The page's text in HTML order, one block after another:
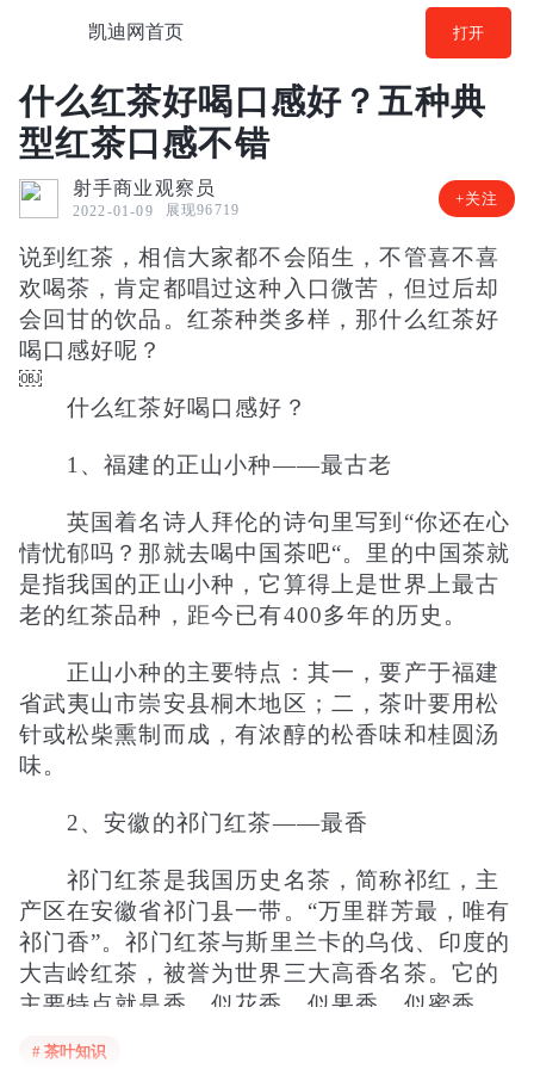
凯迪网首页 打开
什么红茶好喝口感好？五种典
型红茶口感不错
射手商业观察员
2022-01-09 展现96719
+关注
说到红茶，相信大家都不会陌生，不管喜不喜
欢喝茶，肯定都唱过这种入口微苦，但过后却
会回甘的饮品。红茶种类多样，那什么红茶好
喝口感好呢？
￼
什么红茶好喝口感好？
1、福建的正山小种——最古老
英国着名诗人拜伦的诗句里写到“你还在心
情忧郁吗？那就去喝中国茶吧“。里的中国茶就
是指我国的正山小种，它算得上是世界上最古
老的红茶品种，距今已有400多年的历史。
正山小种的主要特点：其一，要产于福建
省武夷山市崇安县桐木地区；二，茶叶要用松
针或松柴熏制而成，有浓醇的松香味和桂圆汤
味。
2、安徽的祁门红茶——最香
祁门红茶是我国历史名茶，简称祁红，主
产区在安徽省祁门县一带。“万里群芳最，唯有
祁门香”。祁门红茶与斯里兰卡的乌伐、印度的
大吉岭红茶，被誉为世界三大高香名茶。它的
主要特点就是香，似花香、似果香、似蜜香。
这种香，日本人称为玫瑰香，英国人称之
# 茶叶知识